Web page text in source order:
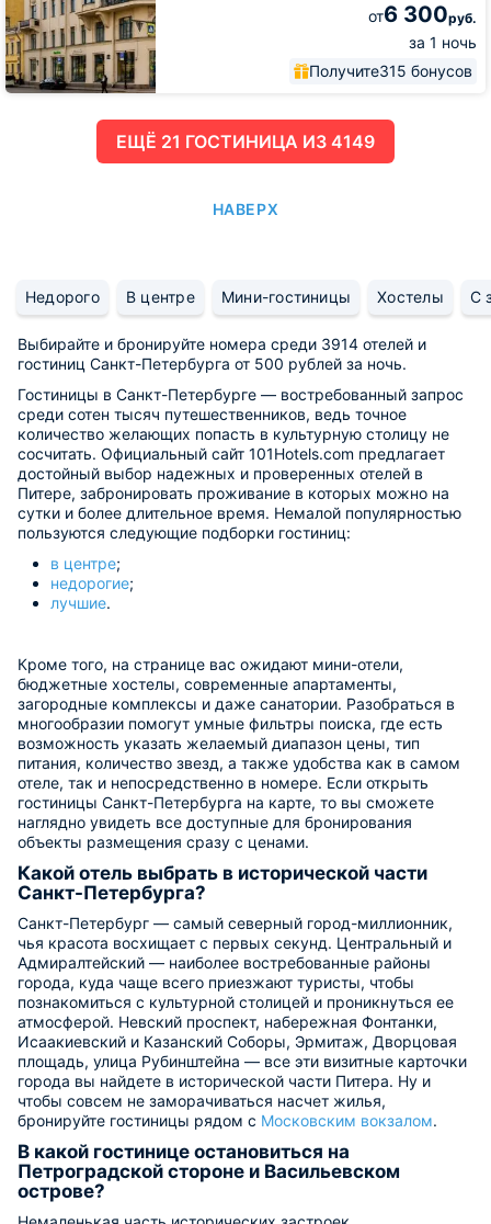
от6 300руб.
за 1 ночь
Получите315 бонусов
ЕЩË 21 ГОСТИНИЦА ИЗ 4149
НАВЕРХ
Недорого В центре Мини-гостиницы Хостелы С
Выбирайте и бронируйте номера среди 3914 отелей и
гостиниц Санкт-Петербурга от 500 рублей за ночь.
Гостиницы в Санкт-Петербурге — востребованный запрос
среди сотен тысяч путешественников, ведь точное
количество желающих попасть в культурную столицу не
сосчитать. Официальный сайт 101Hotels.com предлагает
достойный выбор надежных и проверенных отелей в
Питере, забронировать проживание в которых можно на
сутки и более длительное время. Немалой популярностью
пользуются следующие подборки гостиниц:
в центре;
недорогие;
лучшие.
Кроме того, на странице вас ожидают мини-отели,
бюджетные хостелы, современные апартаменты,
загородные комплексы и даже санатории. ​Разобраться в
многообразии помогут умные фильтры поиска, где есть
возможность указать желаемый диапазон цены, тип
питания, количество звезд, а также удобства как в самом
отеле, так и непосредственно в номере. Если открыть
гостиницы Санкт-Петербурга на карте, то вы сможете
наглядно увидеть все доступные для бронирования
объекты размещения сразу с ценами.
Какой отель выбрать в исторической части
Санкт-Петербурга?
Санкт-Петербург — самый северный город-миллионник,
чья красота восхищает с первых секунд. Центральный и
Адмиралтейский — наиболее востребованные районы
города, куда чаще всего приезжают туристы, чтобы
познакомиться с культурной столицей и проникнуться ее
атмосферой. Невский проспект, набережная Фонтанки,
Исаакиевский и Казанский Соборы, Эрмитаж, Дворцовая
площадь, улица Рубинштейна — все эти визитные карточки
города вы найдете в исторической части Питера. Ну и
чтобы совсем не заморачиваться насчет жилья,
бронируйте гостиницы рядом с Московским вокзалом.
В какой гостинице остановиться на
Петроградской стороне и Васильевском
острове?